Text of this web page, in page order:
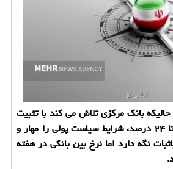
بانک مرکزی تلاش می کند با تثبیت
نرخ بهره در دامنه ۲۳ تا ۲۴ درصد، شرایط سیاست پولی را مهار و
نگه دارد اما نرخ بین بانکی در هفته